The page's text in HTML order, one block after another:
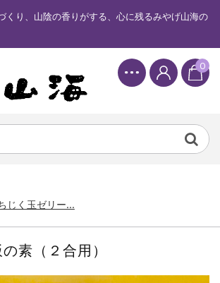
くり、山陰の香りがする、心に残るみやげ山海の
0
ありません。「カード...
じく玉ゼリー...
素（２合用）